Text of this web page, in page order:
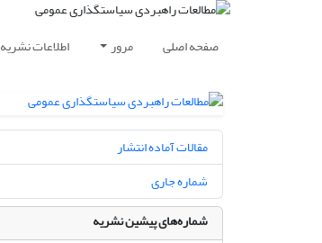
صفحه اصلی مرور اطلاعات نشریه
مقالات آماده انتشار
شماره جاری
شماره‌های پیشین نشریه